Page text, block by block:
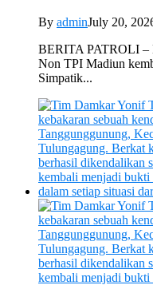
By adminJuly 20,
BERITA PATROLI
Non TPI Madiun
Simpatik...